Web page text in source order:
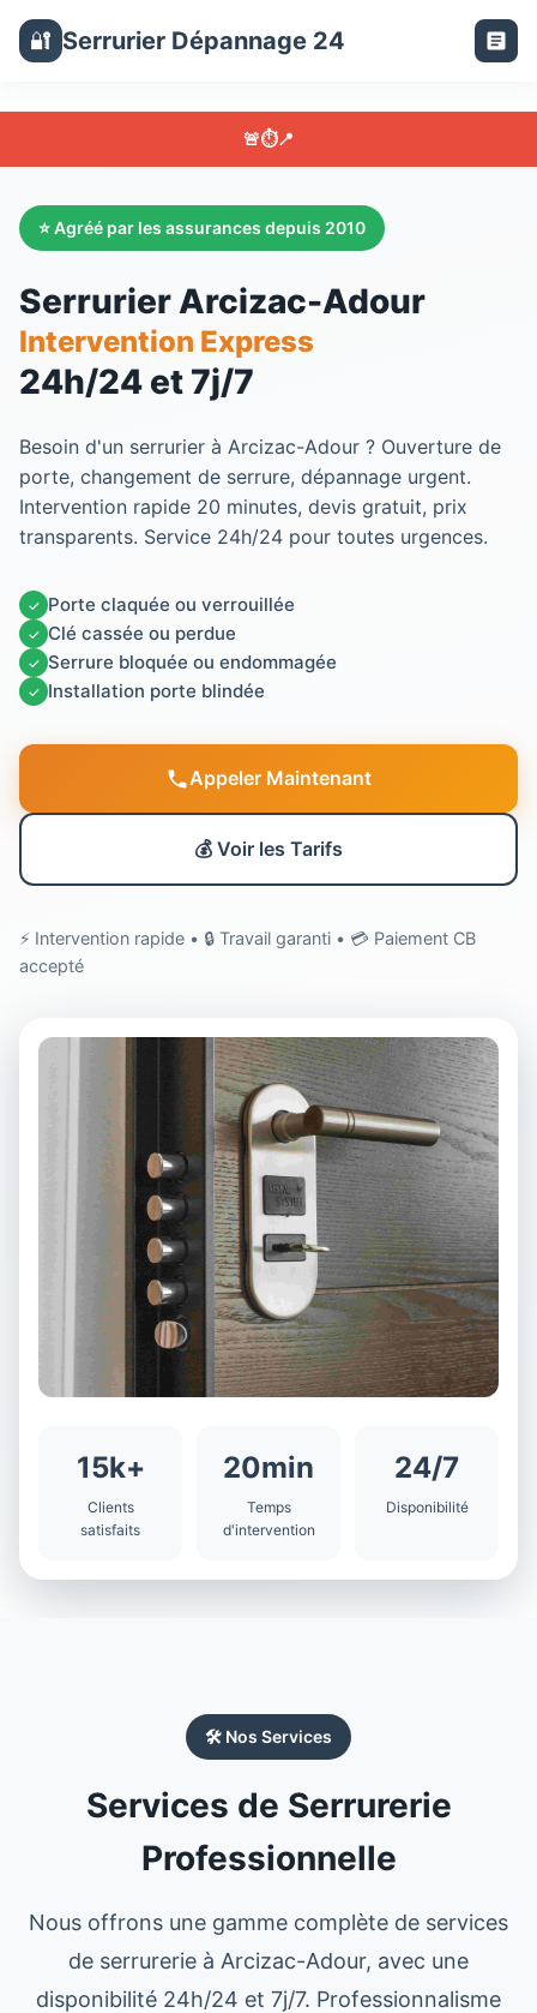
🔐 Serrurier Dépannage 24
🚨⏱️📍
⭐ Agréé par les assurances depuis 2010
Serrurier Arcizac-Adour
Intervention Express
24h/24 et 7j/7
Besoin d'un serrurier à Arcizac-Adour ? Ouverture de
porte, changement de serrure, dépannage urgent.
Intervention rapide 20 minutes, devis gratuit, prix
transparents. Service 24h/24 pour toutes urgences.
✓ Porte claquée ou verrouillée
✓ Clé cassée ou perdue
✓ Serrure bloquée ou endommagée
✓ Installation porte blindée
Appeler Maintenant
💰 Voir les Tarifs
⚡ Intervention rapide • 🔒 Travail garanti • 💳 Paiement CB
accepté
15k+
Clients
satisfaits
20min
Temps
d'intervention
24/7
Disponibilité
🛠️ Nos Services
Services de Serrurerie
Professionnelle
Nous offrons une gamme complète de services
de serrurerie à Arcizac-Adour, avec une
disponibilité 24h/24 et 7j/7. Professionnalisme